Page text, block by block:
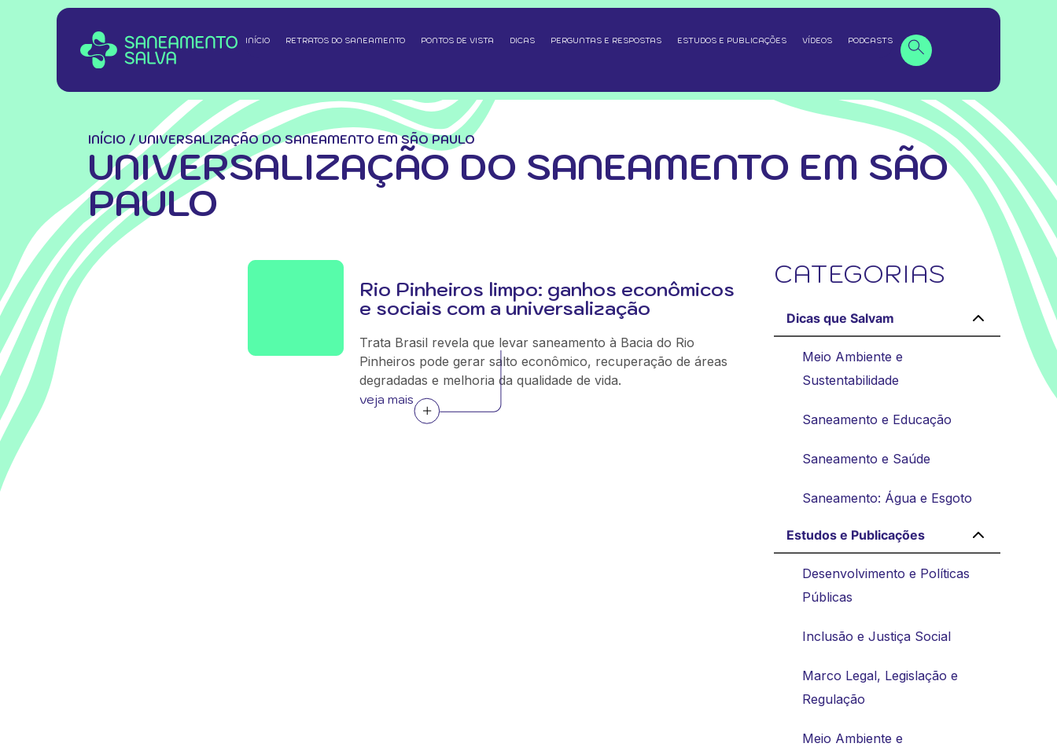
INÍCIO RETRATOS DO SANEAMENTO PONTOS DE VISTA DICAS PERGUNTAS E RESPOSTAS ESTUDOS E PUBLICAÇÕES VÍDEOS PODCASTS
INÍCIO / UNIVERSALIZAÇÃO DO SANEAMENTO EM SÃO PAULO
UNIVERSALIZAÇÃO DO SANEAMENTO EM SÃO
PAULO
Rio Pinheiros limpo: ganhos econômicos
e sociais com a universalização
Trata Brasil revela que levar saneamento à Bacia do Rio
Pinheiros pode gerar salto econômico, recuperação de áreas
degradadas e melhoria da qualidade de vida.
veja mais
CATEGORIAS
Dicas que Salvam
Meio Ambiente e
Sustentabilidade
Saneamento e Educação
Saneamento e Saúde
Saneamento: Água e Esgoto
Estudos e Publicações
Desenvolvimento e Políticas
Públicas
Inclusão e Justiça Social
Marco Legal, Legislação e
Regulação
Meio Ambiente e